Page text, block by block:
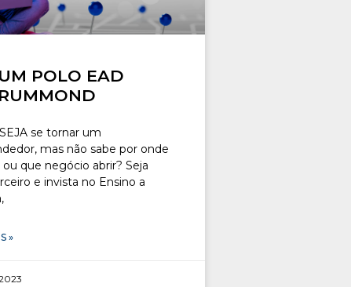
POLO EAD
se tornar um
mas não sabe por onde
que negócio abrir? Seja
e invista no Ensino a
»